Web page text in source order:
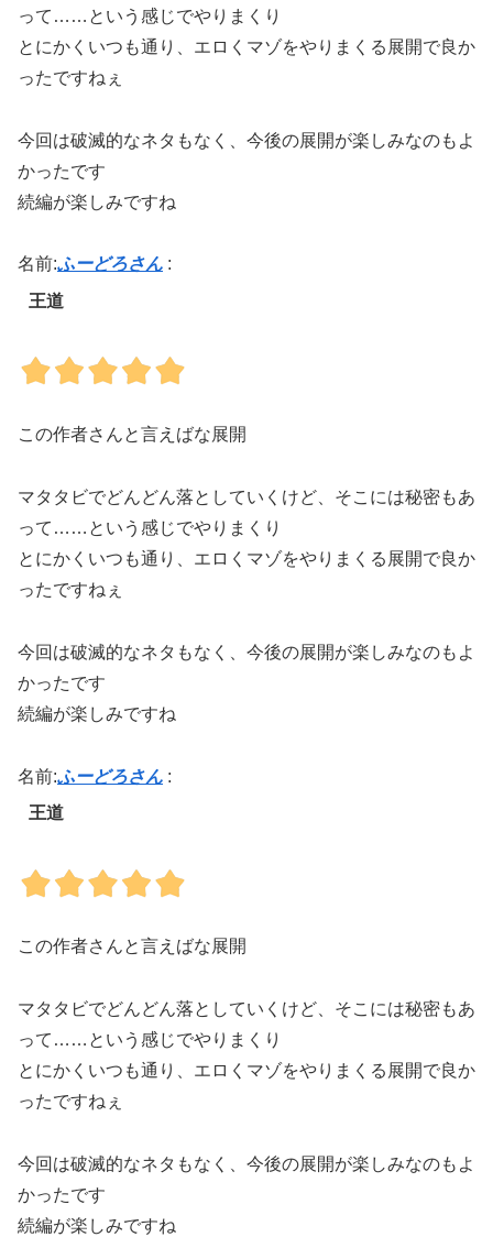
って……という感じでやりまくり
とにかくいつも通り、エロくマゾをやりまくる展開で良か
ったですねぇ
今回は破滅的なネタもなく、今後の展開が楽しみなのもよ
かったです
続編が楽しみですね
名前:ふーどろさん :
王道
この作者さんと言えばな展開
マタタビでどんどん落としていくけど、そこには秘密もあ
って……という感じでやりまくり
とにかくいつも通り、エロくマゾをやりまくる展開で良か
ったですねぇ
今回は破滅的なネタもなく、今後の展開が楽しみなのもよ
かったです
続編が楽しみですね
名前:ふーどろさん :
王道
この作者さんと言えばな展開
マタタビでどんどん落としていくけど、そこには秘密もあ
って……という感じでやりまくり
とにかくいつも通り、エロくマゾをやりまくる展開で良か
ったですねぇ
今回は破滅的なネタもなく、今後の展開が楽しみなのもよ
かったです
続編が楽しみですね